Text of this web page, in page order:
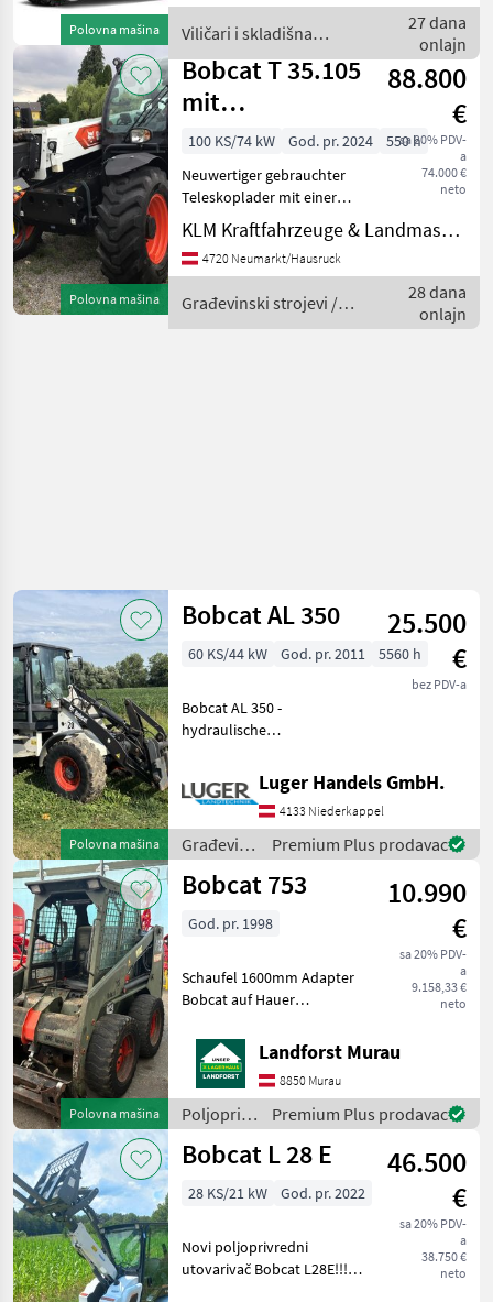
Polovna mašina
Batterie: Bobcat 51V 277Ah ,
Viličari i skladišna
tehnika / Bobcat
27 dana
onlajn
Polovna mašina
Bobcat T 35.105
mit
Nivauausgleich
88.800
€
sa 20% PDV-
a
74.000 €
neto
100 KS/74 kW God. pr. 2024
550 h
Neuwertiger gebrauchter
Teleskoplader mit einer
Hubhöhe von 10, 3m und
einer Hubkraft von 3500 kg
Bereifung: 400/80R24 3.
Hydrostat K
KLM Kraftfahrzeuge & Landmaschinen GmbH
4720 Neumarkt/Hausruck
Građevinski strojevi /
Bobcat
28 dana
onlajn
Polovna mašina
Bobcat AL 350
25.500
€
bez PDV-a
60 KS/44 kW God. pr. 2011 5560 h
Bobcat AL 350 -
hydraulische
Steuerkreis vorne - 20 km/h
mit 2 Stufen -
Zentralschmieranlage -
Bereifung 405/70 R18 -
Parallelhubgerü
Luger Handels GmbH.
4133 Niederkappel
Građevinski
strojevi /
Bobcat
Premium Plus prodavac
Polovna mašina
Bobcat 753
10.990
€
sa 20% PDV-
a
9.158,33 €
neto
God. pr. 1998
Schaufel 1600mm Adapter
Bobcat auf Hauer
Um Ihnen unnötige
Wartezeiten oder
Wegstrecken zu ersparen,
bitten wir Sie um vorherige
Konta
Landforst Murau
8850 Murau
Poljoprivredni
motorni
strojevi /
Premium Plus prodavac
Bobcat L 28 E
46.500
€
sa 20% PDV-
a
38.750 €
neto
28 KS/21 kW God. pr. 2022
Novi poljoprivredni
utovarivač Bobcat L28E!!!